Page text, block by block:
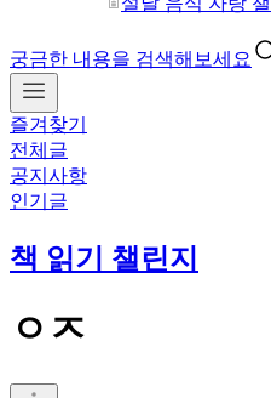
궁금한 내용을 검색해보세요
즐겨찾기
전체글
공지사항
인기글
책 읽기 챌린지
ㅇㅈ